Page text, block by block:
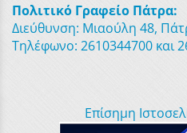
Πολιτικό Γραφείο Πάτρα:
Διεύθυνση: Μιαούλη 48,
Τηλέφωνο: 2610344700 και
Επίσημη